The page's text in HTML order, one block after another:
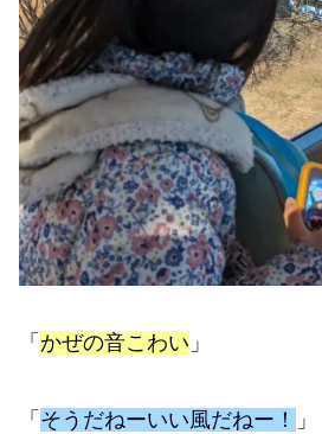
「 かぜの音こわい 」
「 そうだねーいい風だねー！ 」